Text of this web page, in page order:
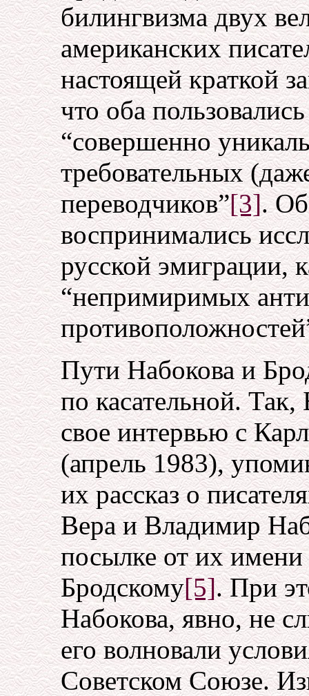
билингвизма двух
американских
настоящей краткой
что оба
“совершенно
требовательных
переводчиков”[3].
воспринимались
русской эмиграции,
“непримиримых
Пути Набокова и
по касательной.
свое интервью с
(апрель 1983),
их рассказ о
Вера и Владимир
посылке от их
Бродскому[5]. При
Набокова, явно, не
его волновали
Советском Союзе.